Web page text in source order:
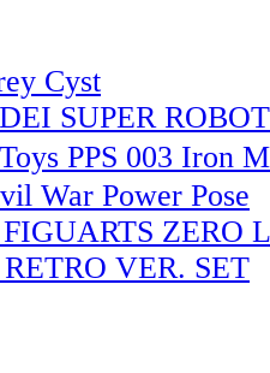
Cyst
SUPER ROBOT
PPS 003 Iron
War Power Pose
ZERO
VER. SET